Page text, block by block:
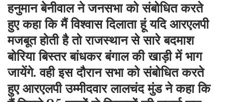
हनुमान बेनीवाल ने जनसभा को संबोधित करते
हुए कहा कि मैं विश्वास दिलाता हूं यदि आरएलपी
मजबूत होती है तो राजस्थान से सारे बदमाश
बोरिया बिस्तर बांधकर बंगाल की खाड़ी में भाग
जायेंगे. वही इस दौरान सभा को संबोधित करते
हुए आरएलपी उम्मीदवार लालचंद मुंड ने कहा कि